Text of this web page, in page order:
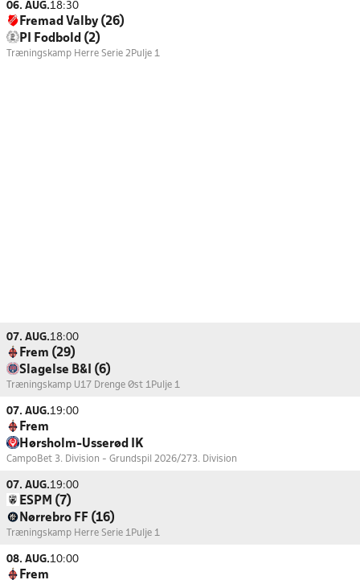
06. AUG.18:30
Fremad Valby (26)
PI Fodbold (2)
Træningskamp Herre Serie 2 Pulje 1
07. AUG.18:00
Frem (29)
Slagelse B&I (6)
Træningskamp U17 Drenge Øst 1 Pulje 1
07. AUG.19:00
Frem
Hørsholm-Usserød IK
CampoBet 3. Division - Grundspil 2026/273. Division
07. AUG.19:00
ESPM (7)
Nørrebro FF (16)
Træningskamp Herre Serie 1 Pulje 1
08. AUG.10:00
Frem